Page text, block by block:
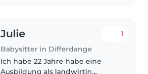
Julie
Babysitter in Differdange
1
Ich habe 22 Jahre habe eine
Ausbildung als landwirtin